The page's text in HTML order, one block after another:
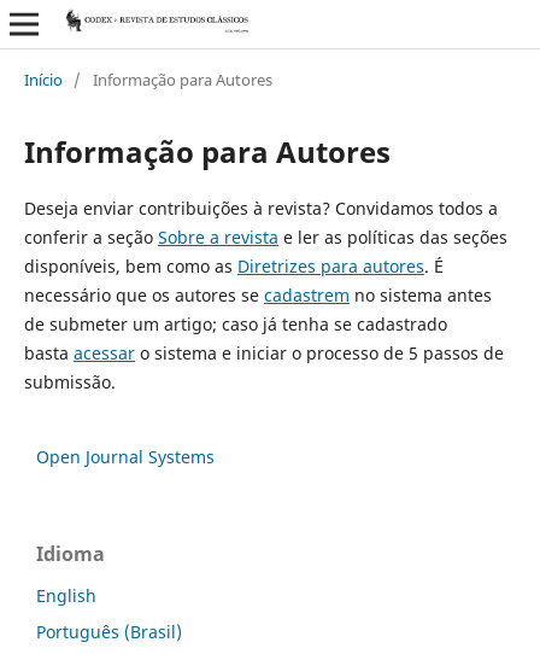
Início / Informação para Autores
Informação para Autores
Deseja enviar contribuições à revista? Convidamos todos a
conferir a seção Sobre a revista e ler as políticas das seções
disponíveis, bem como as Diretrizes para autores. É
necessário que os autores se cadastrem no sistema antes
de submeter um artigo; caso já tenha se cadastrado
basta acessaro sistema e iniciar o processo de 5 passos de
submissão.
Open Journal Systems
Idioma
English
Português (Brasil)